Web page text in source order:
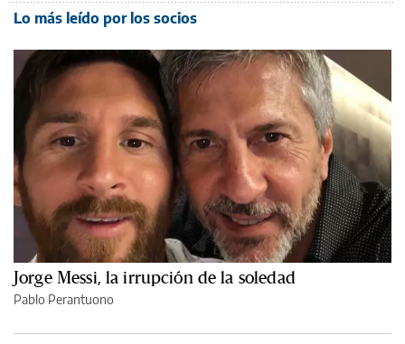
Lo más leído por los socios
Jorge Messi, la irrupción de la soledad
Pablo Perantuono